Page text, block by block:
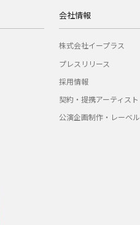
会社情報
株式会社イープラス
プレスリリース
採用情報
契約・提携アーティスト
公演企画制作・レーベル